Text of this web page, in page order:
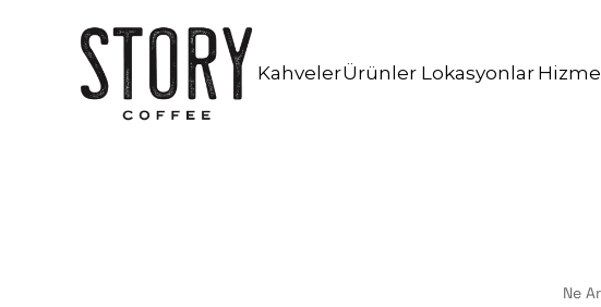
KahvelerÜrünler Lokasyonlar
Kafe İşletmeciliği Danışmanlığı